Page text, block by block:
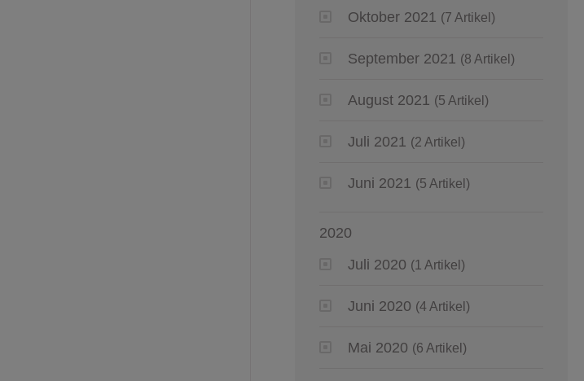
Oktober 2021 (7 Artikel)
September 2021 (8 Artikel)
August 2021 (5 Artikel)
Juli 2021 (2 Artikel)
Juni 2021 (5 Artikel)
2020
Juli 2020 (1 Artikel)
Juni 2020 (4 Artikel)
Mai 2020 (6 Artikel)